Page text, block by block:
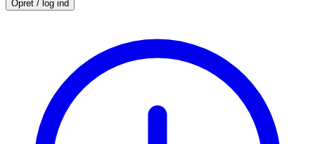
Opret / log ind